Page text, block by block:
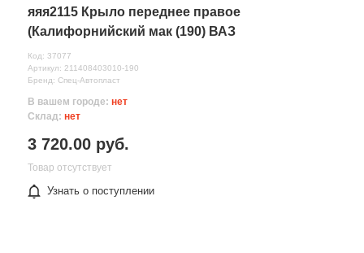
яяя2115 Крыло переднее правое
(Калифорнийский мак (190) ВАЗ
Код: 37077
Артикул: 211408403010-190
Бренд: Спец-Автопласт
В вашем городе: нет
Склад: нет
3 720.00 руб.
Товар отсутствует
Узнать о поступлении